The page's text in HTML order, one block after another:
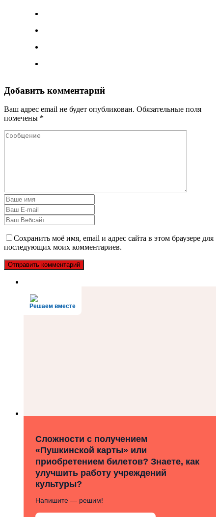
Добавить комментарий
Ваш адрес email не будет опубликован. Обязательные поля
помечены *
Сохранить моё имя, email и адрес сайта в этом браузере для
последующих моих комментариев.
Решаем вместе
Сложности с получением
«Пушкинской карты» или
приобретением билетов? Знаете, как
улучшить работу учреждений
культуры?
Напишите — решим!